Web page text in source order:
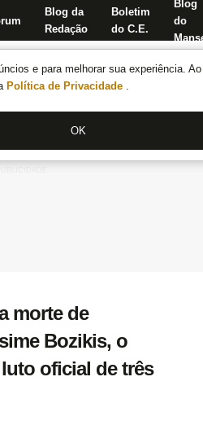
e para melhorar sua experiência.
Política de Privacidade .
OK
Blog da
Redação
Boletim
do C.E.
Blog
do
morte de
Bozikis, o
oficial de três